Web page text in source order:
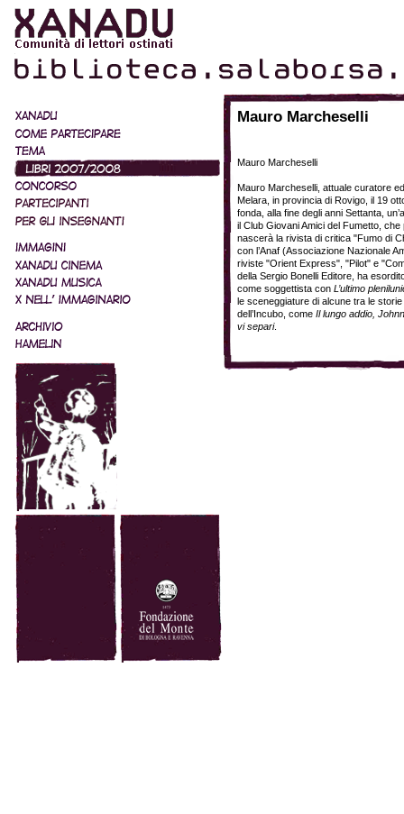
Mauro Marcheselli
Mauro Marcheselli
Mauro Marcheselli, attuale curatore
Melara, in provincia di Rovigo, il 19
fonda, alla fine degli anni Settanta,
il Club Giovani Amici del Fumetto,
nascerà la rivista di critica "Fumo di
con l’Anaf (Associazione Nazionale
riviste "Orient Express", "Pilot" e
della Sergio Bonelli Editore, ha
come soggettista con L’ultimo
le sceneggiature di alcune tra le storie
dell’Incubo, come Il lungo addio,
vi separi.